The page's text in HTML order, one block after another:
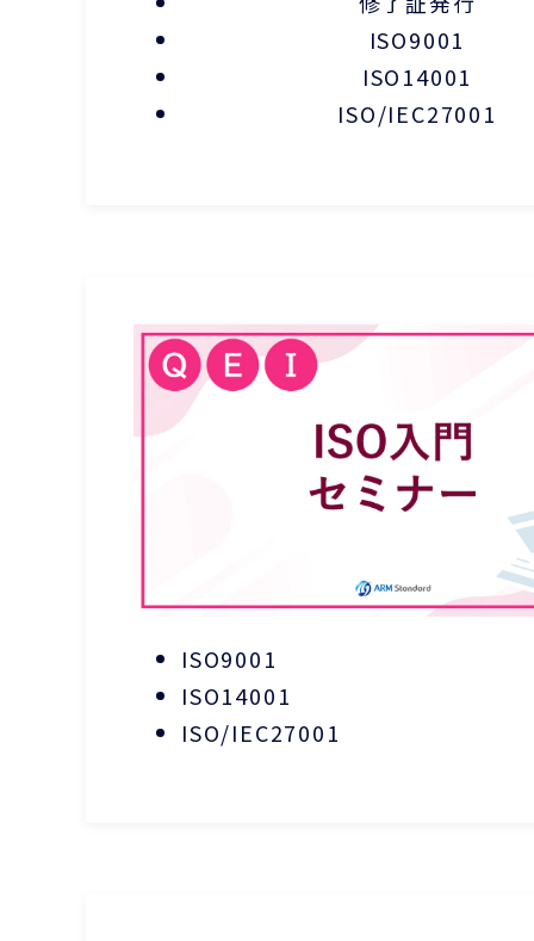
ISO9001
ISO14001
ISO/IEC27001
ISO9001
ISO14001
ISO/IEC27001